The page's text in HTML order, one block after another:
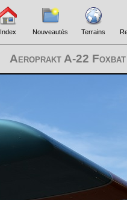
Index Nouveautés Terrains
Aeroprakt A-22